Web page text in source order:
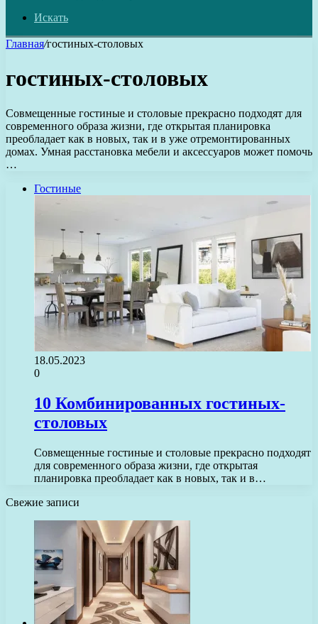
Искать
Главная/гостиных-столовых
гостиных-столовых
Совмещенные гостиные и столовые прекрасно подходят для
современного образа жизни, где открытая планировка
преобладает как в новых, так и в уже отремонтированных
домах. Умная расстановка мебели и аксессуаров может помочь
…
Гостиные
18.05.2023
0
10 Комбинированных гостиных-
столовых
Совмещенные гостиные и столовые прекрасно подходят
для современного образа жизни, где открытая
планировка преобладает как в новых, так и в…
Свежие записи